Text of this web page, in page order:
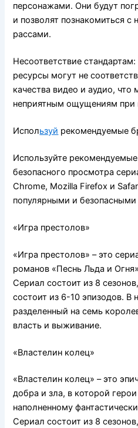
персонажами. Они будут
и позволят познакомиться
рассами.
Несоответствие
ресурсы могут не
качества видео и аудио, что
неприятным ощущениям при
Используй рекомендуемые
Используйте
безопасного просмотра
Chrome, Mozilla Firefox и
популярными и безопасными
«Игра престолов»
«Игра престолов» – это
романов «Песнь Льда и
Сериал состоит из 8
состоит из 6-10 эпизодов. В
разделенный на семь
власть и выживание.
«Властелин колец»
«Властелин колец» – это
добра и зла, в которой
наполненному
Сериал состоит из 8